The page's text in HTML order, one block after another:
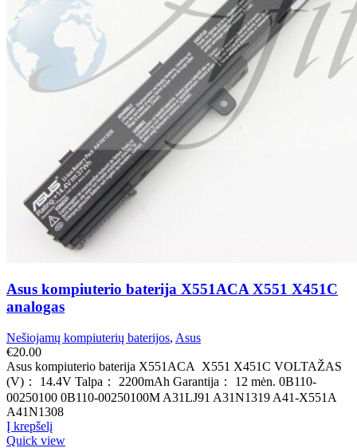
Asus kompiuterio baterija X551ACA X551 X451C
analogas
Nešiojamų kompiuterių baterijos, Asus
€20.00
Asus kompiuterio baterija X551ACA X551 X451C VOLTAŽAS
(V)： 14.4V Talpa： 2200mAh Garantija： 12 mėn. 0B110-
00250100 0B110-00250100M A31LJ91 A31N1319 A41-X551A
A41N1308
Į krepšelį
Quick view